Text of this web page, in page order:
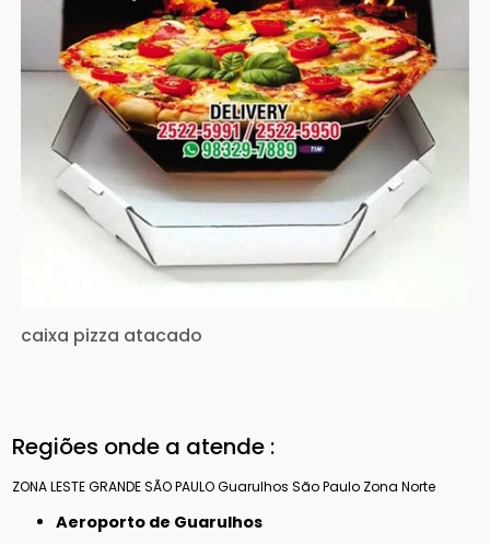
caixa pizza atacado
Regiões onde a atende :
ZONA LESTEGRANDE SÃO PAULOGuarulhos São Paulo Zona Norte
Aeroporto de Guarulhos